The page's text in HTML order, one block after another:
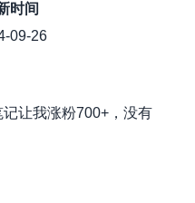
时间
09-26
让我涨粉700+，没有